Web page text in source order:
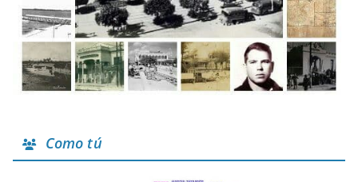
Como tú